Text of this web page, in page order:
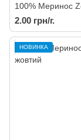
100% Меринос
2.00 грн/г.
НОВИНКА